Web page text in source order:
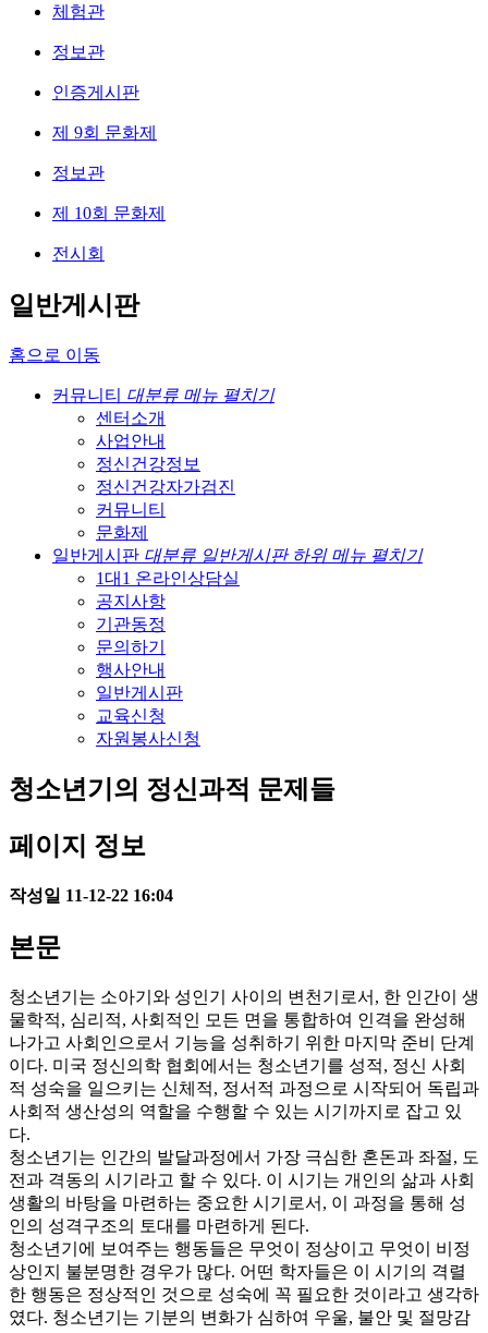
체험관
정보관
인증게시판
제 9회 문화제
정보관
제 10회 문화제
전시회
일반게시판
홈으로 이동
커뮤니티 대분류 메뉴 펼치기
센터소개
사업안내
정신건강정보
정신건강자가검진
커뮤니티
문화제
일반게시판 대분류 일반게시판 하위 메뉴 펼치기
1대1 온라인상담실
공지사항
기관동정
문의하기
행사안내
일반게시판
교육신청
자원봉사신청
청소년기의 정신과적 문제들
페이지 정보
작성일 11-12-22 16:04
본문
청소년기는 소아기와 성인기 사이의 변천기로서, 한 인간이 생
물학적, 심리적, 사회적인 모든 면을 통합하여 인격을 완성해
나가고 사회인으로서 기능을 성취하기 위한 마지막 준비 단계
이다. 미국 정신의학 협회에서는 청소년기를 성적, 정신 사회
적 성숙을 일으키는 신체적, 정서적 과정으로 시작되어 독립과
사회적 생산성의 역할을 수행할 수 있는 시기까지로 잡고 있
다.
청소년기는 인간의 발달과정에서 가장 극심한 혼돈과 좌절, 도
전과 격동의 시기라고 할 수 있다. 이 시기는 개인의 삶과 사회
생활의 바탕을 마련하는 중요한 시기로서, 이 과정을 통해 성
인의 성격구조의 토대를 마련하게 된다.
청소년기에 보여주는 행동들은 무엇이 정상이고 무엇이 비정
상인지 불분명한 경우가 많다. 어떤 학자들은 이 시기의 격렬
한 행동은 정상적인 것으로 성숙에 꼭 필요한 것이라고 생각하
였다. 청소년기는 기분의 변화가 심하여 우울, 불안 및 절망감